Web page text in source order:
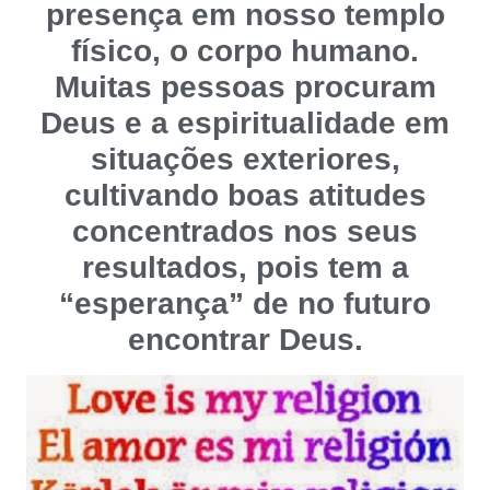
presença em nosso templo
físico, o corpo humano.
Muitas pessoas procuram
Deus e a espiritualidade em
situações exteriores,
cultivando boas atitudes
concentrados nos seus
resultados, pois tem a
“esperança” de no futuro
encontrar Deus.